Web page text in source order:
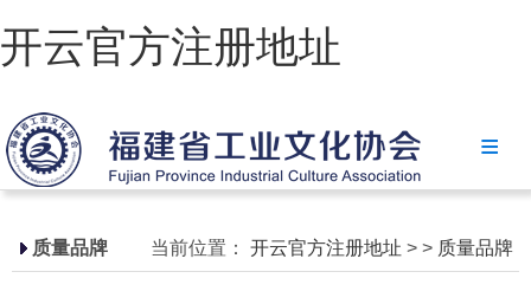
开云官方注册地址
开云官方注册地址
协会简介
政策法规
质量品牌 当前位置： 开云官方注册地址 > > 质量品牌